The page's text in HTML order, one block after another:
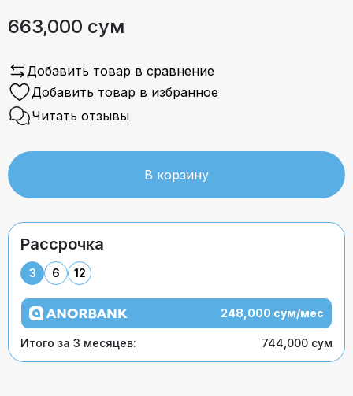
663,000 сум
Добавить товар в сравнение
Добавить товар в избранное
Читать отзывы
В корзину
Рассрочка
3 6 12
248,000 сум/мес
Итого за 3 месяцев: 744,000 сум